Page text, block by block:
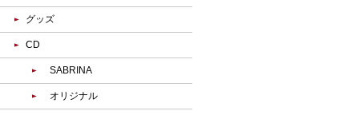
グッズ
CD
SABRINA
オリジナル